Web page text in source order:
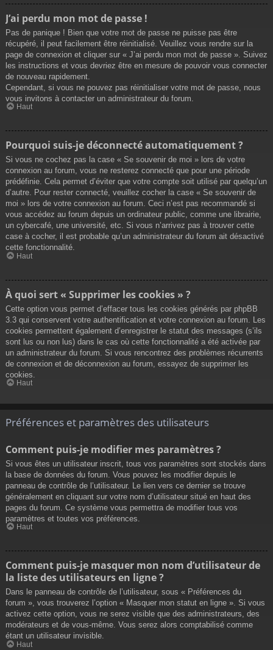
J’ai perdu mon mot de passe !
Pas de panique ! Bien que votre mot de passe ne puisse pas être
récupéré, il peut facilement être réinitialisé. Veuillez vous rendre sur la
page de connexion et cliquer sur « J’ai perdu mon mot de passe ». Suivez
les instructions et vous devriez être en mesure de pouvoir vous connecter
de nouveau rapidement.
Cependant, si vous ne pouvez pas réinitialiser votre mot de passe, nous
vous invitons à contacter un administrateur du forum.
Haut
Pourquoi suis-je déconnecté automatiquement ?
Si vous ne cochez pas la case « Se souvenir de moi » lors de votre
connexion au forum, vous ne resterez connecté que pour une période
prédéfinie. Cela permet d’éviter que votre compte soit utilisé par quelqu’un
d’autre. Pour rester connecté, veuillez cocher la case « Se souvenir de
moi » lors de votre connexion au forum. Ceci n’est pas recommandé si
vous accédez au forum depuis un ordinateur public, comme une librairie,
un cybercafé, une université, etc. Si vous n’arrivez pas à trouver cette
case à cocher, il est probable qu’un administrateur du forum ait désactivé
cette fonctionnalité.
Haut
À quoi sert « Supprimer les cookies » ?
Cette option vous permet d’effacer tous les cookies générés par phpBB
3.3 qui conservent votre authentification et votre connexion au forum. Les
cookies permettent également d’enregistrer le statut des messages (s’ils
sont lus ou non lus) dans le cas où cette fonctionnalité a été activée par
un administrateur du forum. Si vous rencontrez des problèmes récurrents
de connexion et de déconnexion au forum, essayez de supprimer les
cookies.
Haut
Préférences et paramètres des utilisateurs
Comment puis-je modifier mes paramètres ?
Si vous êtes un utilisateur inscrit, tous vos paramètres sont stockés dans
la base de données du forum. Vous pouvez les modifier depuis le
panneau de contrôle de l’utilisateur. Le lien vers ce dernier se trouve
généralement en cliquant sur votre nom d’utilisateur situé en haut des
pages du forum. Ce système vous permettra de modifier tous vos
paramètres et toutes vos préférences.
Haut
Comment puis-je masquer mon nom d’utilisateur de
la liste des utilisateurs en ligne ?
Dans le panneau de contrôle de l’utilisateur, sous « Préférences du
forum », vous trouverez l’option « Masquer mon statut en ligne ». Si vous
activez cette option, vous ne serez visible que des administrateurs, des
modérateurs et de vous-même. Vous serez alors comptabilisé comme
étant un utilisateur invisible.
Haut